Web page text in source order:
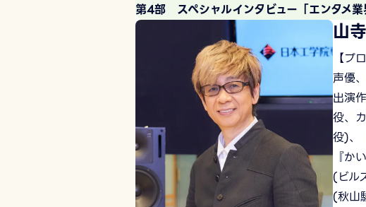
第4部 スペシャルインタビュー「エンタメ業
山
【プ
声優
出演
役、
役)、
『か
(ビル
(秋山